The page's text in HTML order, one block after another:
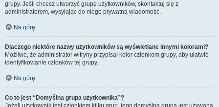
grupy. Jeśli chcesz utworzyć grupę użytkowników, skontaktuj się z
administratorem, wysyłając do niego prywatną wiadomość.
Na górę
Dlaczego niektóre nazwy użytkowników są wyświetlane innymi kolorami?
Możliwe, że administrator witryny przypisał kolor członkom grupy, aby ułatwić
identyfikowanie członków tej grupy.
Na górę
Co to jest “Domyślna grupa użytkownika”?
Jeżeli użytkownik jest członkiem kilku grup, jego domyślna grupa jest używana